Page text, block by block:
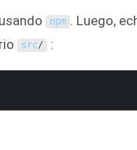
npm . Luego,
src/ :